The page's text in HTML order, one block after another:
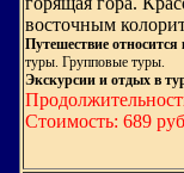
восточным
Путешествие относится
туры. Групповые туры.
Экскурсии и отдых в
Стоимость: 689